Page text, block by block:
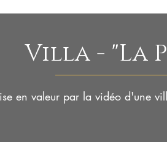
Villa - "La
en valeur par la vidéo d'une